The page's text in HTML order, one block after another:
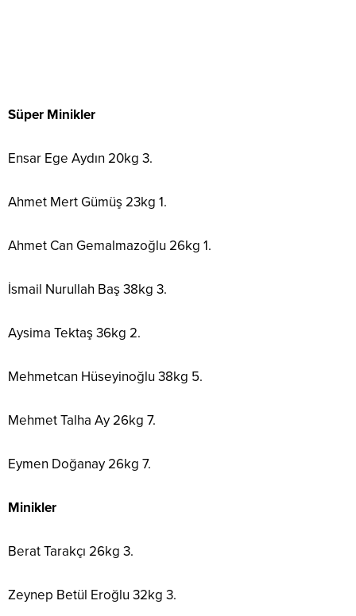
Süper Minikler
Ensar Ege Aydın 20kg 3.
Ahmet Mert Gümüş 23kg 1.
Ahmet Can Gemalmazoğlu 26kg 1.
İsmail Nurullah Baş 38kg 3.
Aysima Tektaş 36kg 2.
Mehmetcan Hüseyinoğlu 38kg 5.
Mehmet Talha Ay 26kg 7.
Eymen Doğanay 26kg 7.
Minikler
Berat Tarakçı 26kg 3.
Zeynep Betül Eroğlu 32kg 3.